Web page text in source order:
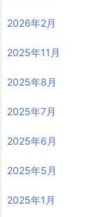
2026年2月
2025年11月
2025年8月
2025年7月
2025年6月
2025年5月
2025年1月